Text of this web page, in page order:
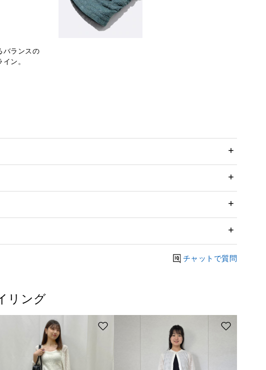
バランスの
ン。
チャットで質問
リング